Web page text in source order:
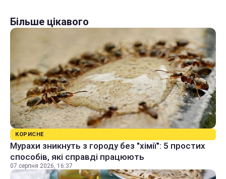
Більше цікавого
КОРИСНЕ
Мурахи зникнуть з городу без "хімії": 5 простих
способів, які справді працюють
07 серпня 2026, 16:37